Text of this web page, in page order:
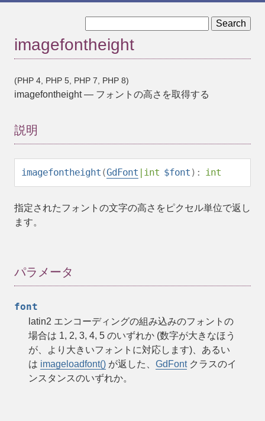
imagefontheight
(PHP 4, PHP 5, PHP 7, PHP 8)
imagefontheight— フォントの高さを取得する
説明
imagefontheight (GdFont | int $font ): int
指定されたフォントの文字の高さをピクセル単位で返し
ます。
パラメータ
font
latin2 エンコーディングの組み込みのフォントの
場合は 1, 2, 3, 4, 5 のいずれか (数字が大きなほう
が、より大きいフォントに対応します)、あるい
は imageloadfont() が返した、 GdFontクラスのイ
ンスタンスのいずれか。